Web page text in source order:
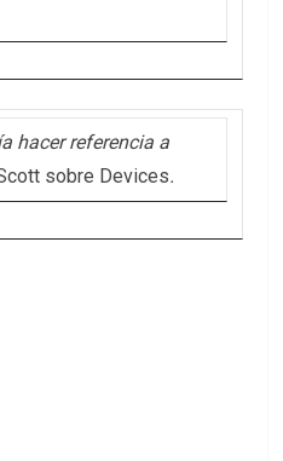
hacer referencia a
sobre Devices.